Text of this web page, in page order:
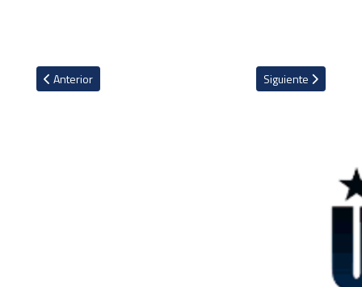
Artículo anterior: Críticas a Nike por el uniforme femenino
Anterior Artículo siguiente:
Siguiente